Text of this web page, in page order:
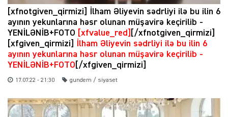
[xfnotgiven_qirmizi] İlham Əliyevin sədrliyi ilə bu ilin 6
ayının yekunlarına həsr olunan müşavirə keçirilib -
YENİLƏNİB+FOTO
[xfvalue_red]
[/xfnotgiven_qirmizi]
[xfgiven_qirmizi]
İlham Əliyevin sədrliyi ilə bu ilin 6
ayının yekunlarına həsr olunan müşavirə keçirilib -
YENİLƏNİB+FOTO [/xfgiven_qirmizi]
17.07.22 - 21:30 gundem / siyaset